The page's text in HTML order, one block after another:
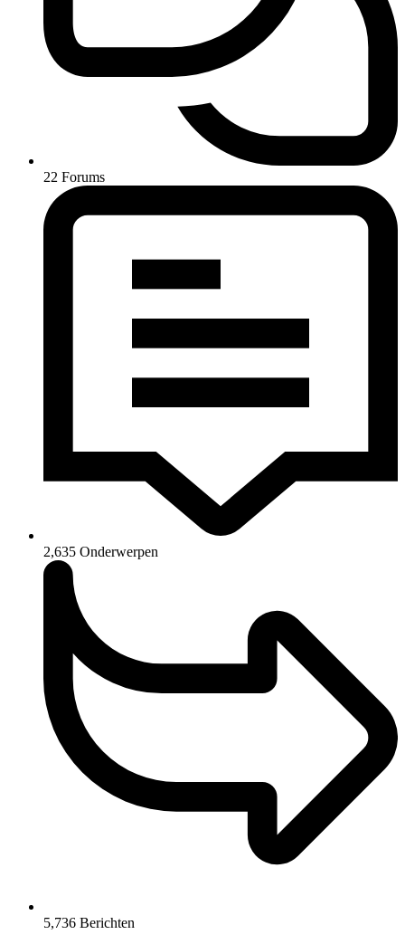
22 Forums
2,635 Onderwerpen
5,736 Berichten